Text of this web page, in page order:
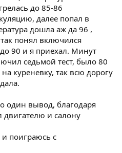
до 85-86
далее попал в
дошла аж да 96 ,
понял включился
90 и я приехал. Минут
седьмой тест, было 80
куреневку, так всю дорогу
один вывод, благодаря
двигателю и салону
поиграюсь с